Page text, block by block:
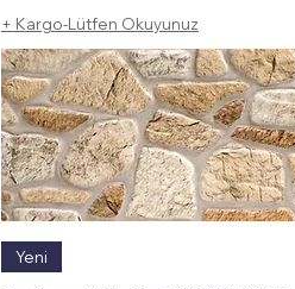
+ Kargo-Lütfen Okuyunuz
Yeni